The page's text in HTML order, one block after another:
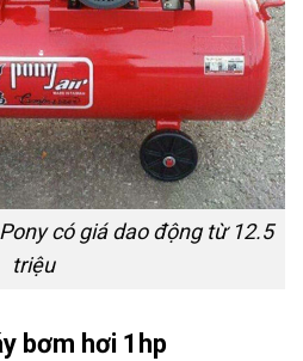
có giá dao động từ 12.5
triệu
bơm hơi 1hp